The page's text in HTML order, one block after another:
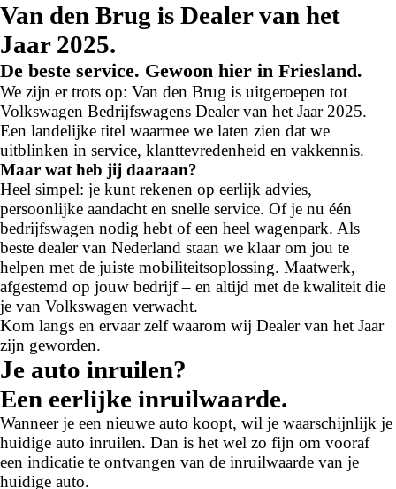
Van den Brug is Dealer van het
Jaar 2025.
De beste service. Gewoon hier in Friesland.
We zijn er trots op: Van den Brug is uitgeroepen tot
Volkswagen Bedrijfswagens Dealer van het Jaar 2025.
Een landelijke titel waarmee we laten zien dat we
uitblinken in service, klanttevredenheid en vakkennis.
Maar wat heb jij daaraan?
Heel simpel: je kunt rekenen op eerlijk advies,
persoonlijke aandacht en snelle service. Of je nu één
bedrijfswagen nodig hebt of een heel wagenpark. Als
beste dealer van Nederland staan we klaar om jou te
helpen met de juiste mobiliteitsoplossing. Maatwerk,
afgestemd op jouw bedrijf – en altijd met de kwaliteit die
je van Volkswagen verwacht.
Kom langs en ervaar zelf waarom wij Dealer van het Jaar
zijn geworden.
Je auto inruilen?
Een eerlijke inruilwaarde.
Wanneer je een nieuwe auto koopt, wil je waarschijnlijk je
huidige auto inruilen. Dan is het wel zo fijn om vooraf
een indicatie te ontvangen van de inruilwaarde van je
huidige auto.